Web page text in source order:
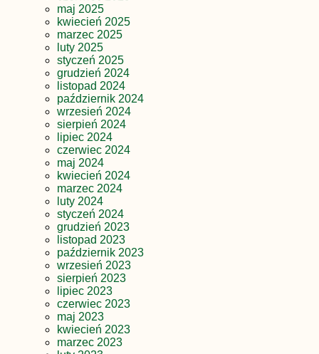
maj 2025
kwiecień 2025
marzec 2025
luty 2025
styczeń 2025
grudzień 2024
listopad 2024
październik 2024
wrzesień 2024
sierpień 2024
lipiec 2024
czerwiec 2024
maj 2024
kwiecień 2024
marzec 2024
luty 2024
styczeń 2024
grudzień 2023
listopad 2023
październik 2023
wrzesień 2023
sierpień 2023
lipiec 2023
czerwiec 2023
maj 2023
kwiecień 2023
marzec 2023